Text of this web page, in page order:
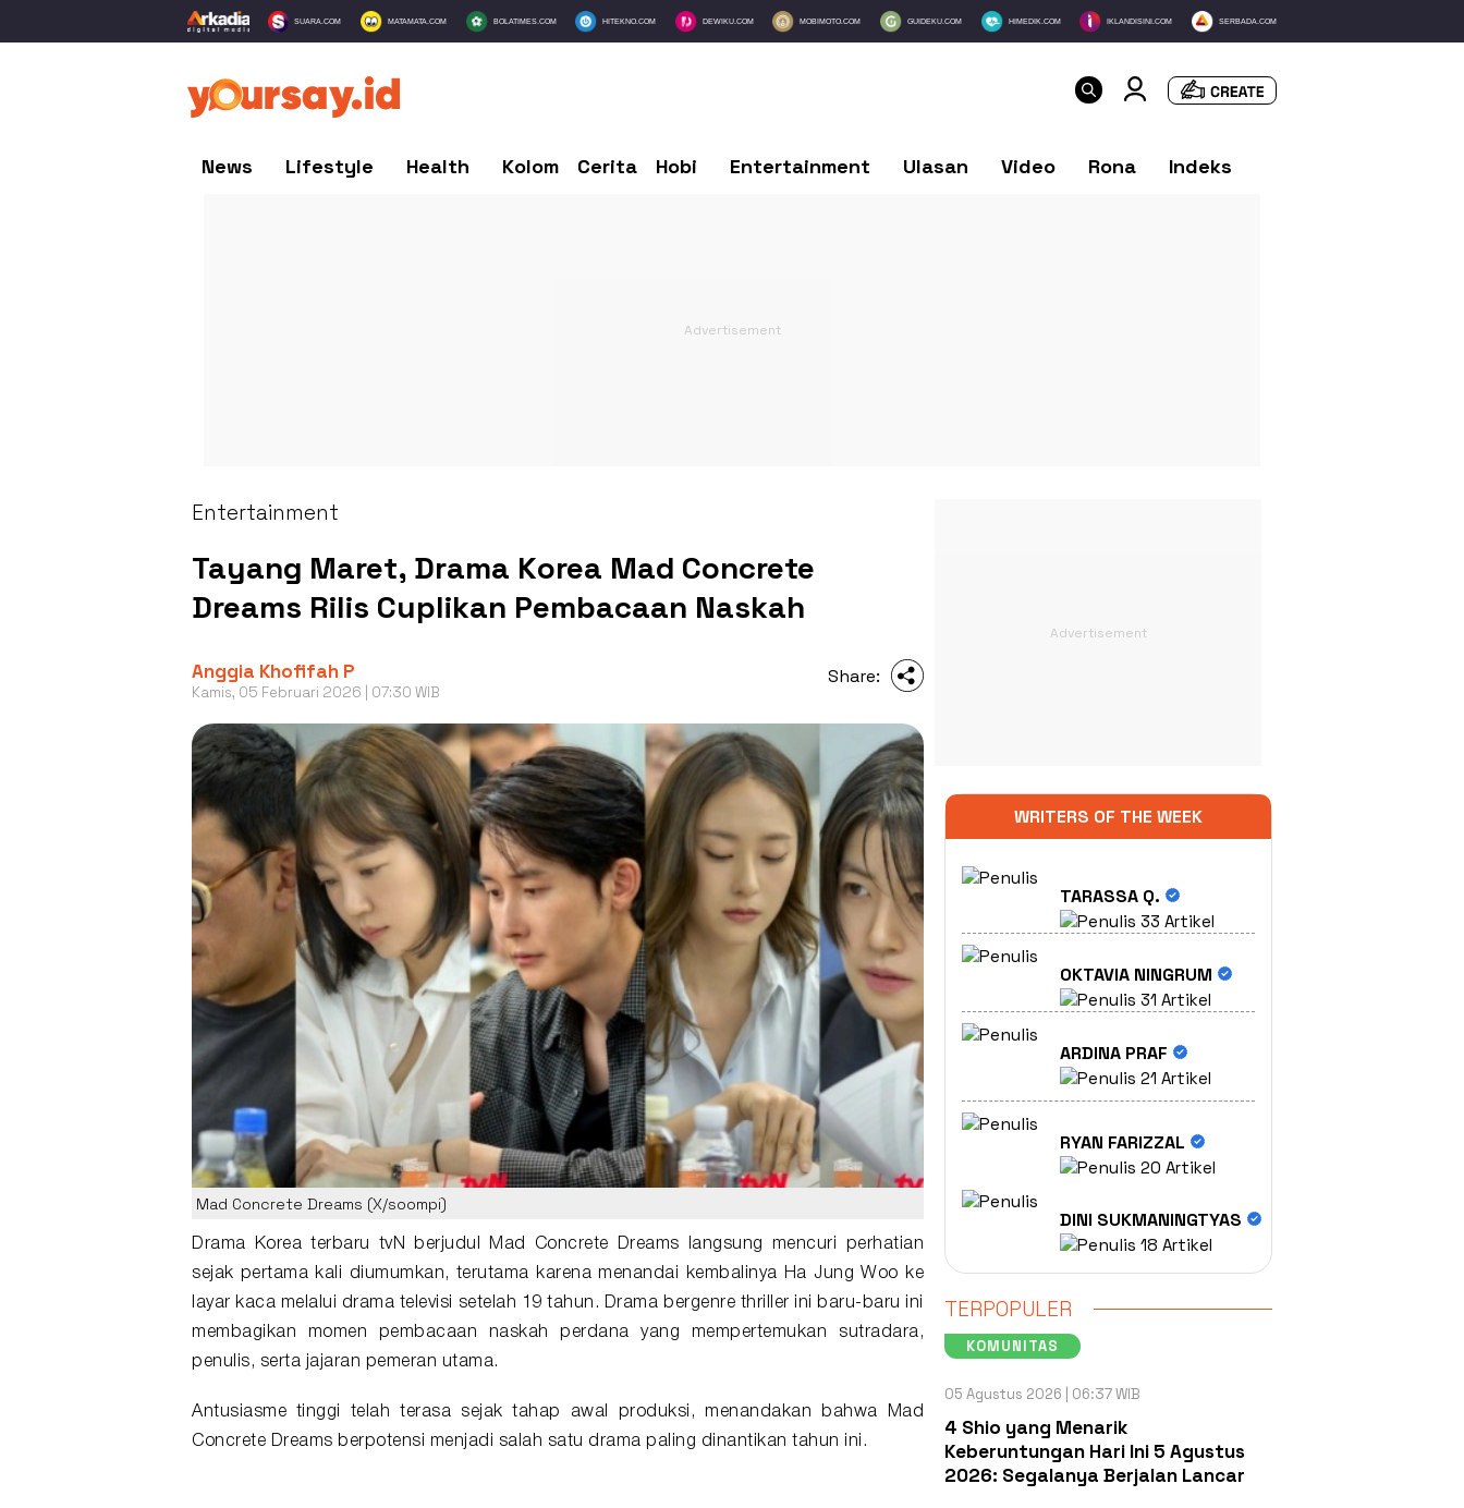
SUARA.COM MATAMATA.COM BOLATIMES.COM HITEKNO.COM DEWIKU.COM MOBIMOTO.COM GUIDEKU.COM HIMEDIK.COM IKLANDISINI.COM SERBADA.COM
News Lifestyle Health Kolom Cerita Hobi Entertainment Ulasan Video Rona Indeks
Entertainment
Tayang Maret, Drama Korea Mad Concrete
Dreams Rilis Cuplikan Pembacaan Naskah
Anggia Khofifah P
Kamis, 05 Februari 2026 | 07:30 WIB
Share:
Mad Concrete Dreams (X/soompi)
Drama Korea terbaru tvN berjudul Mad Concrete Dreams langsung mencuri perhatian
sejak pertama kali diumumkan, terutama karena menandai kembalinya
Ha Jung Woo ke
layar kaca melalui drama televisi setelah 19 tahun. Drama bergenre thriller ini baru-baru ini
membagikan momen pembacaan naskah perdana yang mempertemukan sutradara,
penulis, serta jajaran pemeran utama.
Antusiasme tinggi telah terasa sejak tahap awal produksi, menandakan bahwa Mad
Concrete Dreams berpotensi menjadi salah satu drama paling dinantikan tahun ini.
WRITERS OF THE WEEK
TARASSA Q.
33 Artikel
OKTAVIA NINGRUM
31 Artikel
ARDINA PRAF
21 Artikel
RYAN FARIZZAL
20 Artikel
DINI SUKMANINGTYAS
18 Artikel
TERPOPULER
KOMUNITAS
05 Agustus 2026 | 06:37 WIB
4 Shio yang Menarik
Keberuntungan Hari Ini 5 Agustus
2026: Segalanya Berjalan Lancar